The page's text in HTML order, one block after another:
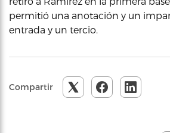
permitió una anotación y un
entrada y un tercio.
Compartir